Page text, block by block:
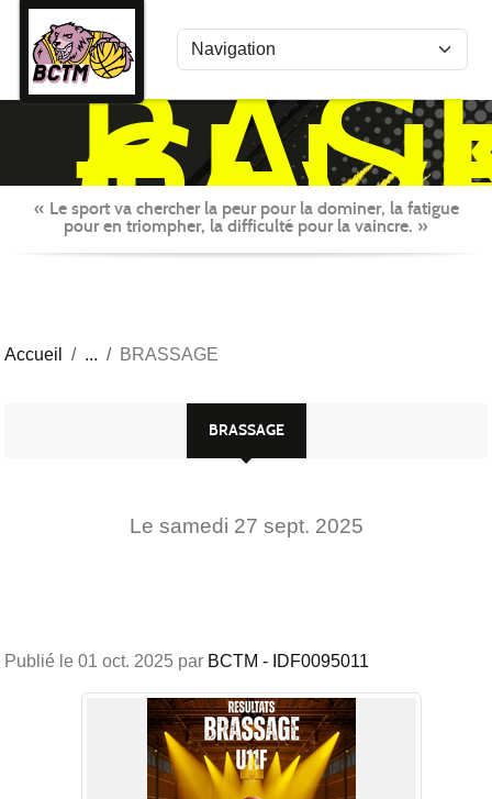
« Le sport va chercher la peur pour la dominer, la fatigue
pour en triompher, la difficulté pour la vaincre. »
Accueil BRASSAGE
BRASSAGE
Le samedi 27 sept. 2025
Publié le 01 oct. 2025 par BCTM - IDF0095011
Panneau de gestion des cookies